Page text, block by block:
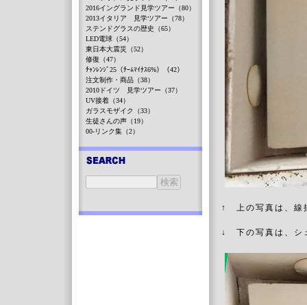
↑ 上の写真は、線
↓ 下の写真は、シ
2016イングランド見学ツアー（80）
2013イタリア 見学ツアー（78）
ステンドグラスの歴史（65）
LED電球（54）
東日本大震災（52）
修復（47）
ﾁｬﾝﾚﾝｼﾞ25（ﾁｰﾑﾏｲﾅｽ6%）（42）
注文制作・商品（38）
2010ドイツ 見学ツアー（37）
UV接着（34）
ガラスモザイク（33）
生徒さんの声（19）
00-リンク集（2）